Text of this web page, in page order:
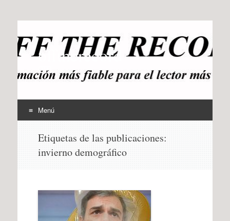
offtherecord
OTR
Menú
contenido
Etiquetas de las publicaciones:
invierno demográfico